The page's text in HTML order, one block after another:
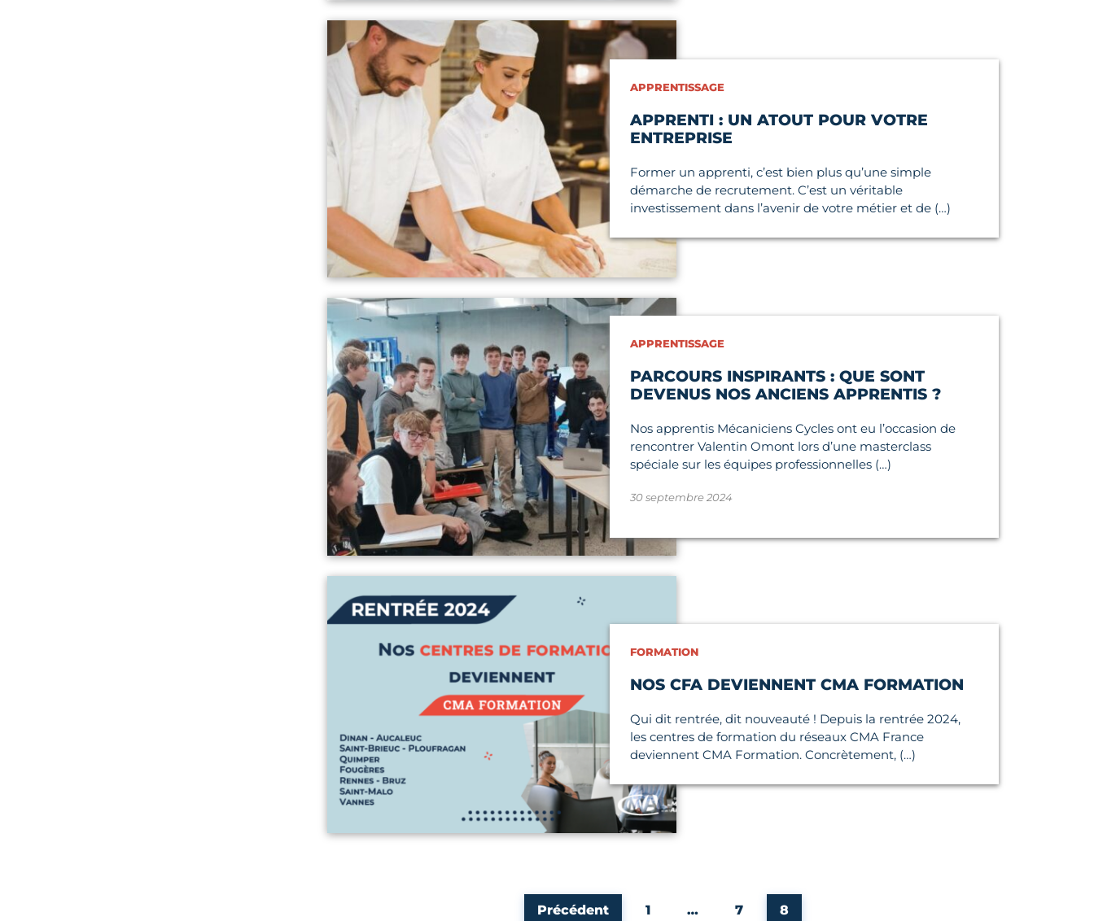
APPRENTISSAGE
APPRENTI : UN ATOUT POUR VOTRE
ENTREPRISE
Former un apprenti, c’est bien plus qu’une simple
démarche de recrutement. C’est un véritable
investissement dans l’avenir de votre métier et de (…)
Lire l'article
APPRENTISSAGE
PARCOURS INSPIRANTS : QUE SONT
DEVENUS NOS ANCIENS APPRENTIS ?
Nos apprentis Mécaniciens Cycles ont eu l’occasion de
rencontrer Valentin Omont lors d’une masterclass
spéciale sur les équipes professionnelles (…)
30 septembre 2024
Lire l'article
FORMATION
NOS CFA DEVIENNENT CMA FORMATION
Qui dit rentrée, dit nouveauté ! Depuis la rentrée 2024,
les centres de formation du réseaux CMA France
deviennent CMA Formation. Concrètement, (…)
Précédent Page
1 … Page
7 Page
8